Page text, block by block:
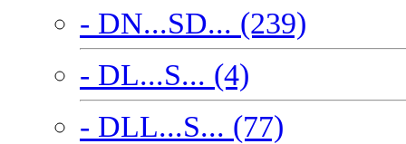
- DN...SD... (239)
- DL...S... (4)
- DLL...S... (77)